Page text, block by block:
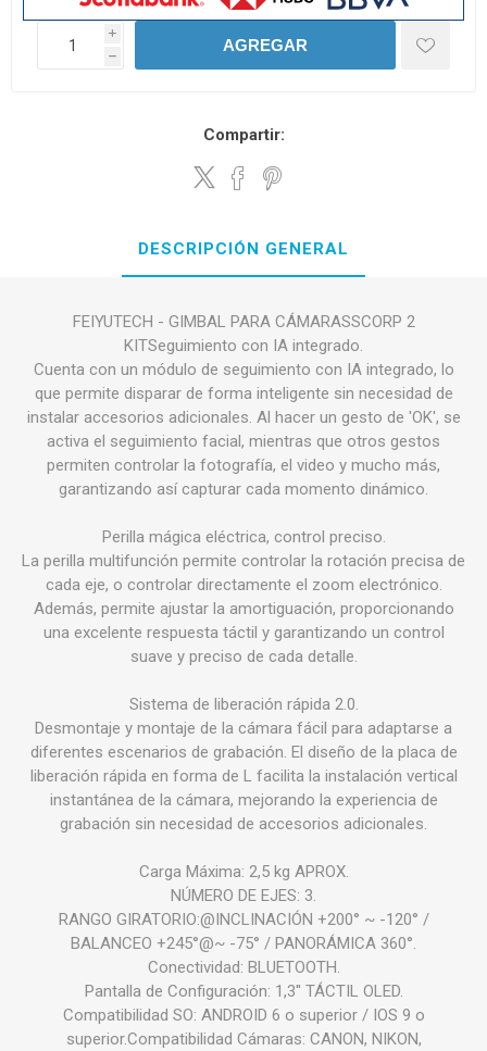
i
h
AGREGAR
Compartir:
DESCRIPCIÓN GENERAL
FEIYUTECH - GIMBAL PARA CÁMARASSCORP 2
KITSeguimiento con IA integrado.
Cuenta con un módulo de seguimiento con IA integrado, lo
que permite disparar de forma inteligente sin necesidad de
instalar accesorios adicionales. Al hacer un gesto de 'OK', se
activa el seguimiento facial, mientras que otros gestos
permiten controlar la fotografía, el video y mucho más,
garantizando así capturar cada momento dinámico.
Perilla mágica eléctrica, control preciso.
La perilla multifunción permite controlar la rotación precisa de
cada eje, o controlar directamente el zoom electrónico.
Además, permite ajustar la amortiguación, proporcionando
una excelente respuesta táctil y garantizando un control
suave y preciso de cada detalle.
Sistema de liberación rápida 2.0.
Desmontaje y montaje de la cámara fácil para adaptarse a
diferentes escenarios de grabación. El diseño de la placa de
liberación rápida en forma de L facilita la instalación vertical
instantánea de la cámara, mejorando la experiencia de
grabación sin necesidad de accesorios adicionales.
Carga Máxima: 2,5 kg APROX.
NÚMERO DE EJES: 3.
RANGO GIRATORIO:@INCLINACIÓN +200° ~ -120° /
BALANCEO +245°@~ -75° / PANORÁMICA 360°.
Conectividad: BLUETOOTH.
Pantalla de Configuración: 1,3'' TÁCTIL OLED.
Compatibilidad SO: ANDROID 6 o superior / IOS 9 o
superior.Compatibilidad Cámaras: CANON, NIKON,